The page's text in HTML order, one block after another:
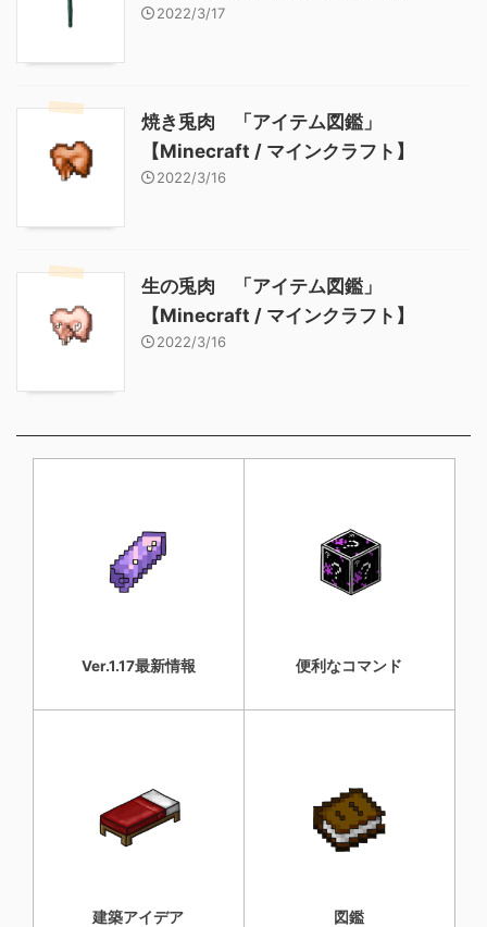
2022/3/17
焼き兎肉 「アイテム図鑑」
【Minecraft / マインクラフト】
2022/3/16
生の兎肉 「アイテム図鑑」
【Minecraft / マインクラフト】
2022/3/16
Ver.1.17最新情報 便利なコマンド
建築アイデア 図鑑